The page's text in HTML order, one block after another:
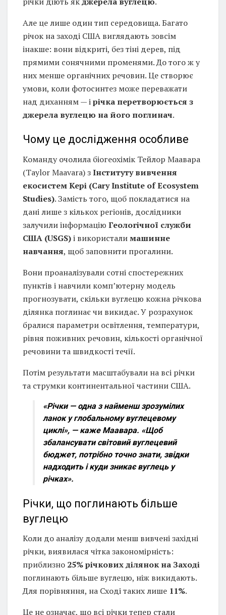
Але це лише один тип середовища. Багато
річок на заході США виглядають зовсім
інакше: вони відкриті, без тіні дерев, під
прямими сонячними променями. До того ж у
них менше органічних речовин. Це створює
умови, коли фотосинтез може переважати
над диханням — ірічка перетворюється з
джерела вуглецю на його поглинач.
Чому це дослідження особливе
Команду очолила біогеохімік Тейлор Маавара
(Taylor Maavara) зІнституту вивчення
екосистем Кері (Cary Institute of Ecosystem
Studies). Замість того, щоб покладатися на
дані лише з кількох регіонів, дослідники
залучили інформацію Геологічної служби
США (USGS)і використалимашинне
навчання, щоб заповнити прогалини.
Вони проаналізували сотні спостережних
пунктів і навчили комп’ютерну модель
прогнозувати, скільки вуглецю кожна річкова
ділянка поглинає чи викидає. У розрахунок
бралися параметри освітлення, температури,
рівня поживних речовин, кількості органічної
речовини та швидкості течії.
Потім результати масштабували на всі річки
та струмки континентальної частини США.
«Річки — одна з найменш зрозумілих
ланок у глобальному вуглецевому
циклі», — каже Маавара. «Щоб
збалансувати світовий вуглецевий
бюджет, потрібно точно знати, звідки
надходить і куди зникає вуглець у
річках».
Річки, що поглинають більше
вуглецю
Коли до аналізу додали менш вивчені західні
річки, виявилася чітка закономірність:
приблизно 25% річкових ділянок на Заході
поглинають більше вуглецю, ніж викидають.
Для порівняння, на Сході таких лише 11%.
Це не означає, що всі річки тепер стали